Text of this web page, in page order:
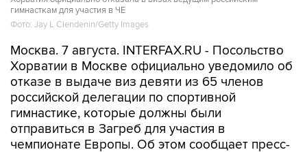
гимнасткам для участия в ЧЕ
Фото: Jay L Clendenin/Getty Images
Москва. 7 августа. INTERFAX.RU - Посольство
Хорватии в Москве официально уведомило об
отказе в выдаче виз девяти из 65 членов
российской делегации по спортивной
гимнастике, которые должны были
отправиться в Загреб для участия в
чемпионате Европы. Об этом сообщает пресс-